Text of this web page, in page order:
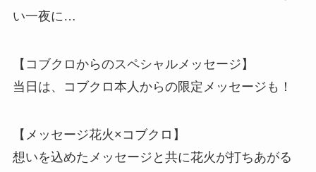
い⼀夜に…
【コブクロからのスペシャルメッセージ】
当⽇は、コブクロ本⼈からの限定メッセージも！
【メッセージ花⽕×コブクロ】
想いを込めたメッセージと共に花火が打ちあがる